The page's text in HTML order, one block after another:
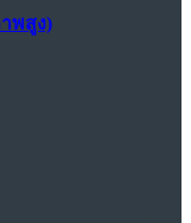
พสูง)